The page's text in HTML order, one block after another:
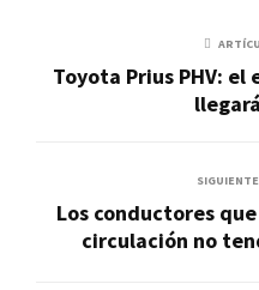
Toyota Prius PHV: el
Los conductores
circulación no